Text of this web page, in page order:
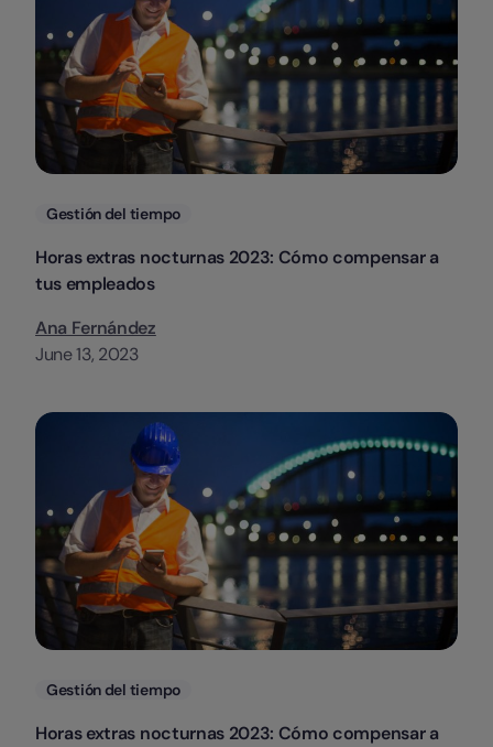
Categorias
Gestión del tiempo
Horas extras nocturnas 2023: Cómo compensar a
tus empleados
Ana Fernández
June 13, 2023
Categorias
Gestión del tiempo
Horas extras nocturnas 2023: Cómo compensar a